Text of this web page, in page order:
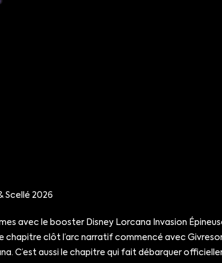
Scellé 2026
avec le booster Disney Lorcana Invasion
chapitre clôt l’arc narratif commencé avec
aussi le chapitre qui fait débarquer